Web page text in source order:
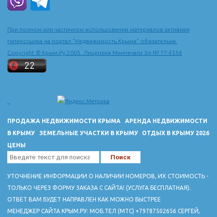
При полном или частичном использовании материалов активная
гиперссылка на портал "Недвижимость Крыма" обязательна.
Copyright © Крым.Ру 2005. Лицензия Минпечати Эл № 77-4556
ПРОДАЖА НЕДВИЖИМОСТИ КРЫМА
АРЕНДА НЕДВИЖИМОСТИ
В КРЫМУ
ЗЕМЕЛЬНЫЕ УЧАСТКИ В КРЫМУ
ОТДЫХ В КРЫМУ 2026
ЦЕНЫ
УТОЧНЕНИЕ ИНФОРМАЦИИ О НАЛИЧИИ НОМЕРОВ, ИХ СТОИМОСТЬ -
ТОЛЬКО ЧЕРЕЗ ФОРМУ ЗАКАЗА С САЙТА! (УСЛУГА БЕСПЛАТНАЯ).
ОТВЕТ ВАМ БУДЕТ НАПРАВЛЕН КАК МОЖНО БЫСТРЕЕ
МЕНЕДЖЕР САЙТА КРЫМ.РУ: МОБ.ТЕЛ (МТС) +79787502656 СЕРГЕЙ,